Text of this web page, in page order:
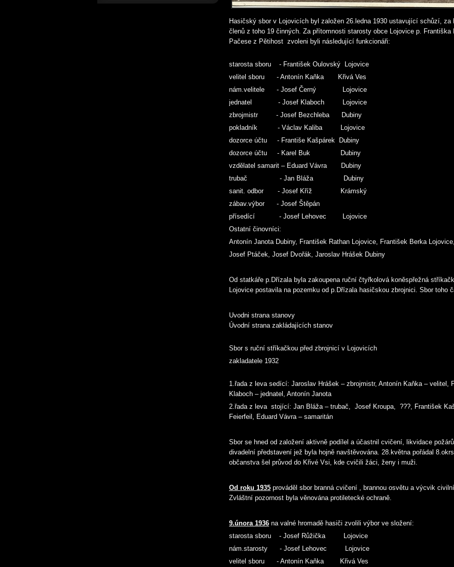
Hasičský sbor v Lojovicích byl založen 26.ledna 1930 ustavující schůzí,
členů z toho 19 činných. Za přítomnosti starosty obce Lojovice p. Františka
Pačese z Pětihost zvoleni byli následující funkcionáři:
starosta sboru - František Oulovský
velitel sboru - Antonín Kaňka Křivá Ves
nám.velitele - Josef Černý Lojovice
jednatel - Josef Klaboch Lojovice
zbrojmistr - Josef Bezchleba Dubiny
pokladník - Václav Kaliba Lojovice
dozorce účtu - Františe Kašpárek Dubiny
dozorce účtu - Karel Buk Dubiny
vzdělatel samarit – Eduard Vávra Dubiny
trubač - Jan Bláža Dubiny
sanit. odbor - Josef Kříž Krámský
zábav.výbor - Josef Štěpán
přísedící - Josef Lehovec Lojovice
Ostatní činovníci:
Antonín Janota Dubiny, František Rathan Lojovice, František Berka Lojovice,
Josef Ptáček, Josef Dvořák, Jaroslav Hrášek Dubiny
Od statkáře p.Dřízala byla zakoupena ruční čtyřkolová koněspřežná
Lojovice postavila na pozemku od p.Dřízala hasičskou zbrojnici. Sbor toho
Uvodni strana stanovy
Úvodní strana zakládajících stanov
Sbor s ruční stříkačkou před zbrojnicí v Lojovicích
zakladatele 1932
1.řada z leva sedící: Jaroslav Hrášek – zbrojmistr, Antonín Kaňka – velitel,
Klaboch – jednatel, Antonín Janota
2.řada z leva stojící: Jan Bláža – trubač, Josef Kroupa, ???, František
Feierfeil, Eduard Vávra – samaritán
Sbor se hned od založení aktivně podílel a účastnil cvičení, likvidace
divadelní představení jež byla hojně navštěvována. 28.května pořádal
občanstva šel průvod do Křivé Vsi, kde cvičili žáci, ženy i muži.
Od roku 1935 prováděl sbor branná cvičení , brannou osvětu a výcvik
Zvláštní pozornost byla věnována protiletecké ochraně.
9.února 1936 na valné hromadě hasiči zvolili výbor ve složení:
starosta sboru - Josef Růžička Lojovice
nám.starosty - Josef Lehovec Lojovice
velitel sboru - Antonín Kaňka Křivá Ves